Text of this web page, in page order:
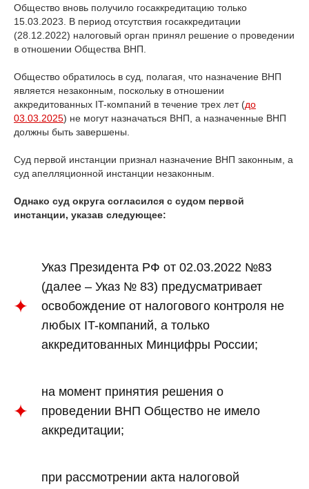
Общество вновь получило госаккредитацию только
15.03.2023. В период отсутствия госаккредитации
(28.12.2022) налоговый орган принял решение о проведении
в отношении Общества ВНП.
Общество обратилось в суд, полагая, что назначение ВНП
является незаконным, поскольку в отношении
аккредитованных IT-компаний в течение трех лет (до
03.03.2025) не могут назначаться ВНП, а назначенные ВНП
должны быть завершены.
Суд первой инстанции признал назначение ВНП законным, а
суд апелляционной инстанции незаконным.
Однако суд округа согласился с судом первой
инстанции, указав следующее:
Указ Президента РФ от 02.03.2022 №83
(далее – Указ № 83) предусматривает
освобождение от налогового контроля не
любых IT-компаний, а только
аккредитованных Минцифры России;
на момент принятия решения о
проведении ВНП Общество не имело
аккредитации;
при рассмотрении акта налоговой